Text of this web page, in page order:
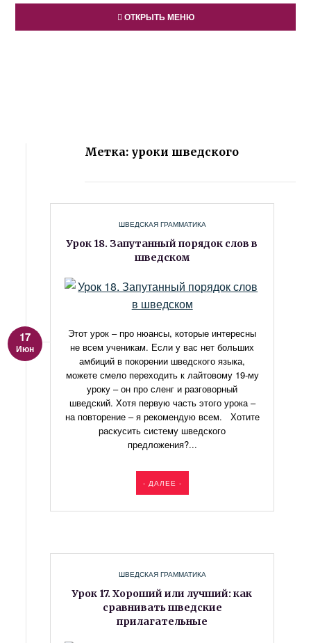
ОТКРЫТЬ МЕНЮ
Метка: уроки шведского
ШВЕДСКАЯ ГРАММАТИКА
Урок 18. Запутанный порядок слов в
шведском
17
Июн
Этот урок – про нюансы, которые интересны
не всем ученикам. Если у вас нет больших
амбиций в покорении шведского языка,
можете смело переходить к лайтовому 19-му
уроку – он про сленг и разговорный
шведский. Хотя первую часть этого урока –
на повторение – я рекомендую всем. Хотите
раскусить систему шведского
предложения?...
- ДАЛЕЕ -
ШВЕДСКАЯ ГРАММАТИКА
Урок 17. Хороший или лучший: как
сравнивать шведские
прилагательные